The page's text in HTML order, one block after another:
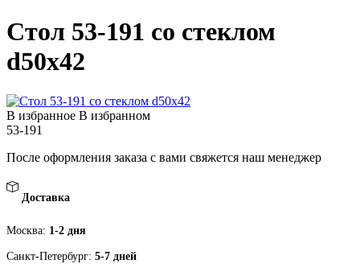
Стол 53-191 со стеклом
d50х42
В избранное В избранном
53-191
После оформления заказа с вами свяжется наш менеджер
Доставка
Москва: 1-2 дня
Санкт-Петербург: 5-7 дней